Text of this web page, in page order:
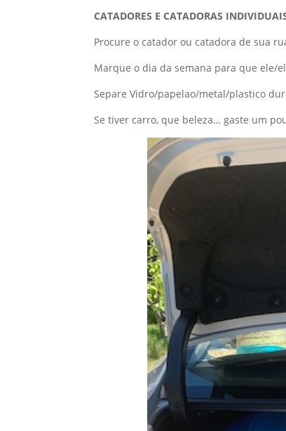
CATADORES E CATADORAS
Procure o catador ou catadora de sua
Marque o dia da semana para que ele/
Separe Vidro/papelao/metal/plastico
Se tiver carro, que beleza… gaste um